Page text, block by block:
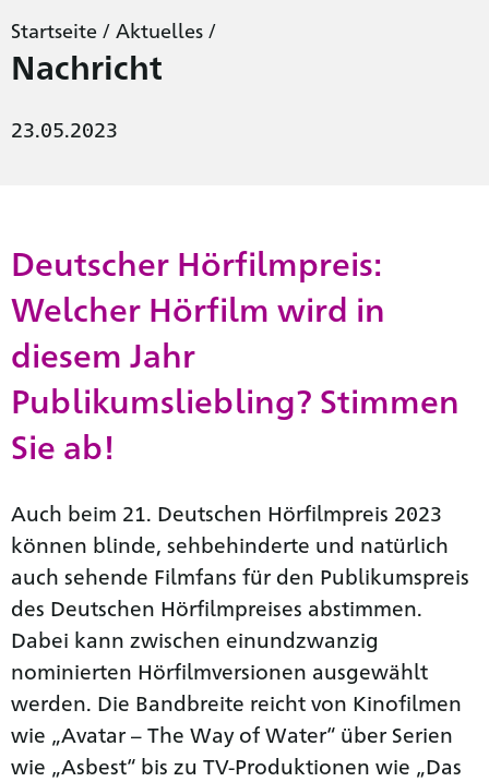
Startseite / Aktuelles /
Nachricht
23.05.2023
Deutscher Hörfilmpreis:
Welcher Hörfilm wird in
diesem Jahr
Publikumsliebling? Stimmen
Sie ab!
Auch beim 21. Deutschen Hörfilmpreis 2023
können blinde, sehbehinderte und natürlich
auch sehende Filmfans für den Publikumspreis
des Deutschen Hörfilmpreises abstimmen.
Dabei kann zwischen einundzwanzig
nominierten Hörfilmversionen ausgewählt
werden. Die Bandbreite reicht von Kinofilmen
wie „Avatar – The Way of Water“ über Serien
wie „Asbest“ bis zu TV-Produktionen wie „Das